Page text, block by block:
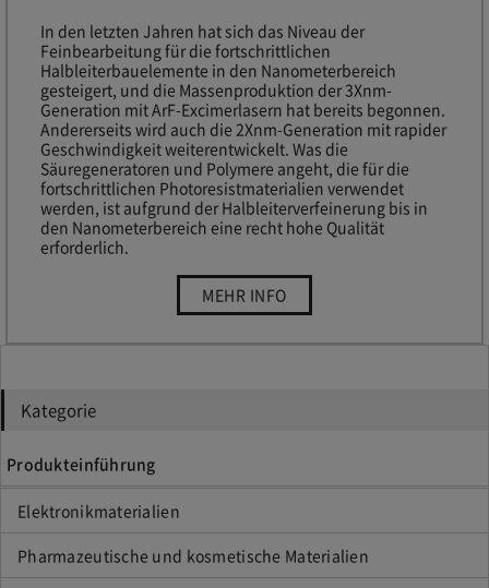
In den letzten Jahren hat sich das Niveau der
Feinbearbeitung für die fortschrittlichen
Halbleiterbauelemente in den Nanometerbereich
gesteigert, und die Massenproduktion der 3Xnm-
Generation mit ArF-Excimerlasern hat bereits begonnen.
Andererseits wird auch die 2Xnm-Generation mit rapider
Geschwindigkeit weiterentwickelt. Was die
Säuregeneratoren und Polymere angeht, die für die
fortschrittlichen Photoresistmaterialien verwendet
werden, ist aufgrund der Halbleiterverfeinerung bis in
den Nanometerbereich eine recht hohe Qualität
erforderlich.
MEHR INFO
Kategorie
Produkteinführung
Elektronikmaterialien
Pharmazeutische und kosmetische Materialien